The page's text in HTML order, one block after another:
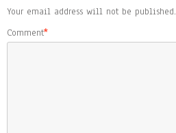
Your email address will not be published.
Comment*